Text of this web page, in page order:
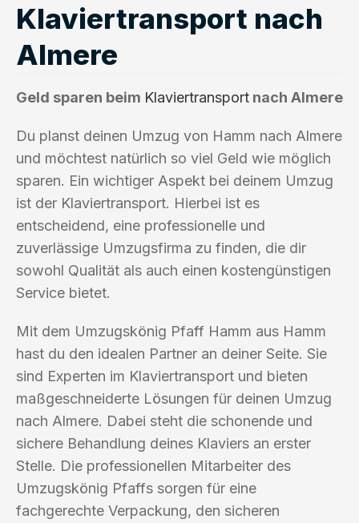
Klaviertransport nach
Almere
Geld sparen beim Klaviertransport nach Almere
Du planst deinen Umzug von Hamm nach Almere
und möchtest natürlich so viel Geld wie möglich
sparen. Ein wichtiger Aspekt bei deinem Umzug
ist der Klaviertransport. Hierbei ist es
entscheidend, eine professionelle und
zuverlässige Umzugsfirma zu finden, die dir
sowohl Qualität als auch einen kostengünstigen
Service bietet.
Mit dem Umzugskönig Pfaff Hamm aus Hamm
hast du den idealen Partner an deiner Seite. Sie
sind Experten im Klaviertransport und bieten
maßgeschneiderte Lösungen für deinen Umzug
nach Almere. Dabei steht die schonende und
sichere Behandlung deines Klaviers an erster
Stelle. Die professionellen Mitarbeiter des
Umzugskönig Pfaffs sorgen für eine
fachgerechte Verpackung, den sicheren